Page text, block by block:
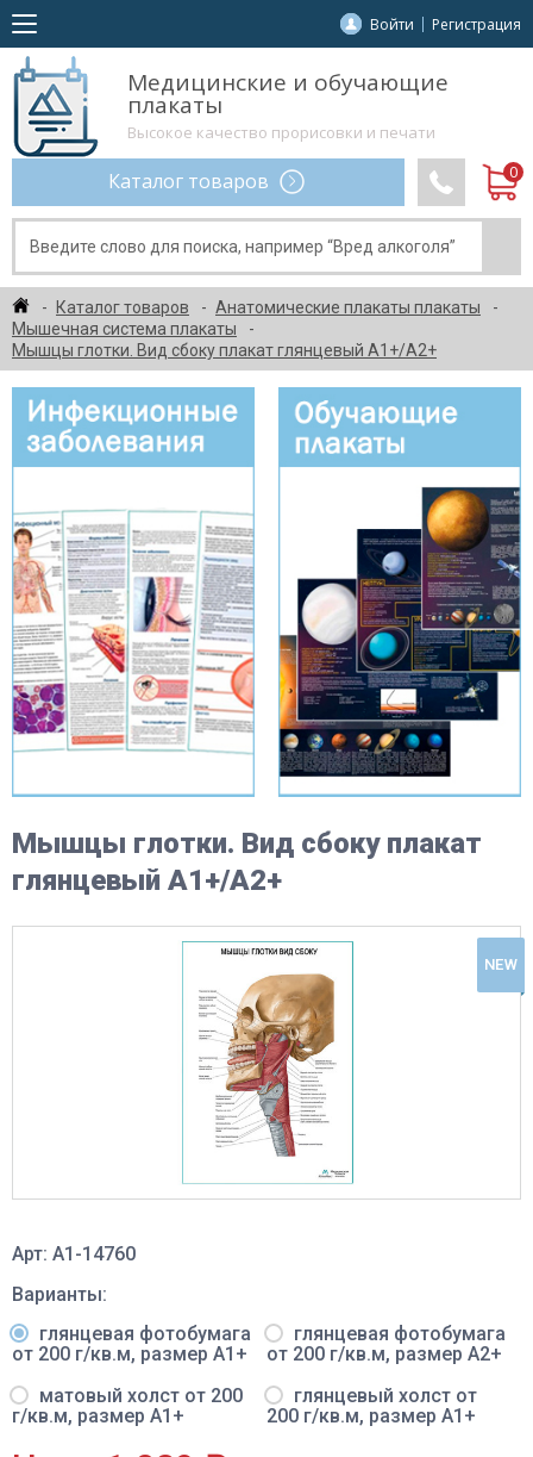
Войти Регистрация
Медицинские и обучающие
плакаты
Высокое качество прорисовки и печати
Каталог товаров
Каталог товаров
Анатомические плакаты плакаты
Мышечная система плакаты
Мышцы глотки. Вид сбоку плакат глянцевый А1+/А2+
Мышцы глотки. Вид сбоку плакат
глянцевый А1+/А2+
NEW
Арт: A1-14760
Варианты:
глянцевая фотобумага
от 200 г/кв.м, размер A1+
глянцевая фотобумага
от 200 г/кв.м, размер A2+
матовый холст от 200
г/кв.м, размер A1+
глянцевый холст от
200 г/кв.м, размер A1+